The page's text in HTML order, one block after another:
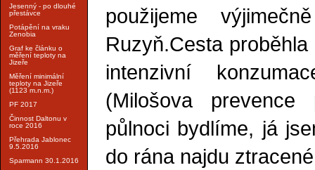
Jesenný - po dlouhé
přestávce
Potápění na vraku
Zenobia
Graf ke článku o
měření teploty na
Jizeře
Měření minimální
teploty na Jizeře
(1123 m.n.m.)
PF 2017
Činnost Daltonu v
roce 2016
Přehrada Jablonec
9.5.2016
Sparmann 30.1.2016
použijeme
Ruzyň.Cesta
intenzivní
(Milošova prevence
půlnoci bydlíme, já
do rána najdu